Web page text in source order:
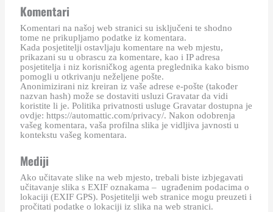
Komentari
Komentari na našoj web stranici su isključeni te shodno
tome ne prikupljamo podatke iz komentara.
Kada posjetitelji ostavljaju komentare na web mjestu,
prikazani su u obrascu za komentare, kao i IP adresa
posjetitelja i niz korisničkog agenta preglednika kako bismo
pomogli u otkrivanju neželjene pošte.
Anonimizirani niz kreiran iz vaše adrese e-pošte (također
nazvan hash) može se dostaviti usluzi Gravatar da vidi
koristite li je. Politika privatnosti usluge Gravatar dostupna je
ovdje: https://automattic.com/privacy/. Nakon odobrenja
vašeg komentara, vaša profilna slika je vidljiva javnosti u
kontekstu vašeg komentara.
Mediji
Ako učitavate slike na web mjesto, trebali biste izbjegavati
učitavanje slika s EXIF oznakama – ugrađenim podacima o
lokaciji (EXIF GPS). Posjetitelji web stranice mogu preuzeti i
pročitati podatke o lokaciji iz slika na web stranici.